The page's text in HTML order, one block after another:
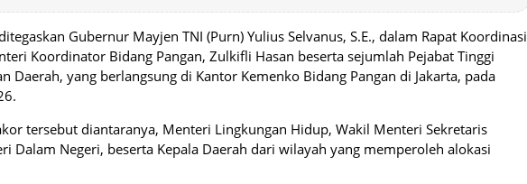
Gubernur Mayjen TNI (Purn) Yulius Selvanus, S.E., dalam Rapat Koordinasi
Koordinator Bidang Pangan, Zulkifli Hasan beserta sejumlah Pejabat Tinggi
Daerah, yang berlangsung di Kantor Kemenko Bidang Pangan di Jakarta, pada
tersebut diantaranya, Menteri Lingkungan Hidup, Wakil Menteri Sekretaris
Dalam Negeri, beserta Kepala Daerah dari wilayah yang memperoleh alokasi